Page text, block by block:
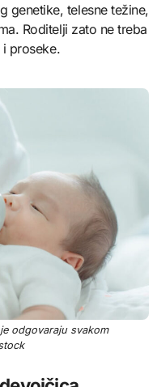
genetike, telesne težine,
Roditelji zato ne treba
i proseke.
odgovaraju svakom